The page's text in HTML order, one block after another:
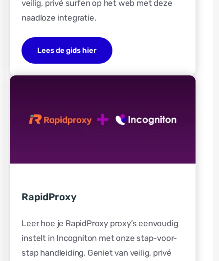
veilig, privé surfen op het web met deze
naadloze integratie.
Lees de gids hier
RapidProxy
Leer hoe je RapidProxy proxy’s eenvoudig
instelt in Incogniton met onze stap-voor-
stap handleiding. Geniet van veilig, privé